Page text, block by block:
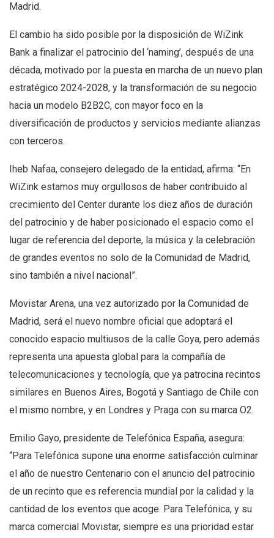
Madrid.
El cambio ha sido posible por la disposición de WiZink
Bank a finalizar el patrocinio del ‘naming’, después de una
década, motivado por la puesta en marcha de un nuevo plan
estratégico 2024-2028, y la transformación de su negocio
hacia un modelo B2B2C, con mayor foco en la
diversificación de productos y servicios mediante alianzas
con terceros.
Iheb Nafaa, consejero delegado de la entidad, afirma: “En
WiZink estamos muy orgullosos de haber contribuido al
crecimiento del Center durante los diez años de duración
del patrocinio y de haber posicionado el espacio como el
lugar de referencia del deporte, la música y la celebración
de grandes eventos no solo de la Comunidad de Madrid,
sino también a nivel nacional”.
Movistar Arena, una vez autorizado por la Comunidad de
Madrid, será el nuevo nombre oficial que adoptará el
conocido espacio multiusos de la calle Goya, pero además
representa una apuesta global para la compañía de
telecomunicaciones y tecnología, que ya patrocina recintos
similares en Buenos Aires, Bogotá y Santiago de Chile con
el mismo nombre, y en Londres y Praga con su marca O2.
Emilio Gayo, presidente de Telefónica España, asegura:
“Para Telefónica supone una enorme satisfacción culminar
el año de nuestro Centenario con el anuncio del patrocinio
de un recinto que es referencia mundial por la calidad y la
cantidad de los eventos que acoge. Para Telefónica, y su
marca comercial Movistar, siempre es una prioridad estar